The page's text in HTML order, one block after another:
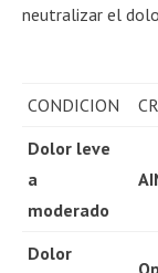
neutralizar el
CONDICION
Dolor leve
a
moderado
Dolor